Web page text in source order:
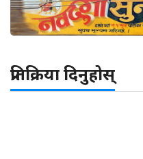
प्रतिक्रिया दिनुहोस्